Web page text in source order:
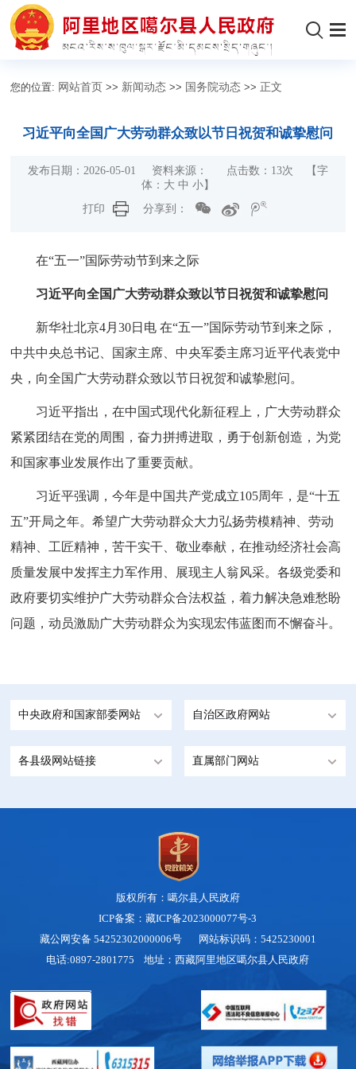
您的位置: 网站首页 >> 新闻动态 >> 国务院动态 >> 正文
习近平向全国广大劳动群众致以节日祝贺和诚挚慰问
发布日期：2026-05-01 资料来源： 点击数： 13次 【字
体： 大 中 小】
打印
分享到：
在“五一”国际劳动节到来之际
习近平向全国广大劳动群众致以节日祝贺和诚挚慰问
新华社北京4月30日电 在“五一”国际劳动节到来之际，
中共中央总书记、国家主席、中央军委主席习近平代表党中
央，向全国广大劳动群众致以节日祝贺和诚挚慰问。
习近平指出，在中国式现代化新征程上，广大劳动群众
紧紧团结在党的周围，奋力拼搏进取，勇于创新创造，为党
和国家事业发展作出了重要贡献。
习近平强调，今年是中国共产党成立105周年，是“十五
五”开局之年。希望广大劳动群众大力弘扬劳模精神、劳动
精神、工匠精神，苦干实干、敬业奉献，在推动经济社会高
质量发展中发挥主力军作用、展现主人翁风采。各级党委和
政府要切实维护广大劳动群众合法权益，着力解决急难愁盼
问题，动员激励广大劳动群众为实现宏伟蓝图而不懈奋斗。
中央政府和国家部委网站 自治区政府网站
各县级网站链接 直属部门网站
版权所有：噶尔县人民政府
ICP备案：藏ICP备2023000077号-3
藏公网安备 54252302000006号网站标识码：5425230001
电话:0897-2801775 地址：西藏阿里地区噶尔县人民政府